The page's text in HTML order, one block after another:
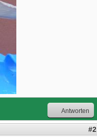
Antworten
#2